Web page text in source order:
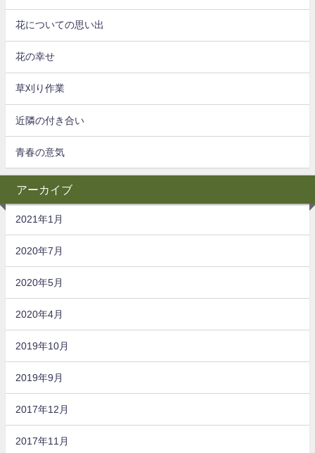
花についての思い出
花の幸せ
草刈り作業
近隣の付き合い
青春の意気
アーカイブ
2021年1月
2020年7月
2020年5月
2020年4月
2019年10月
2019年9月
2017年12月
2017年11月